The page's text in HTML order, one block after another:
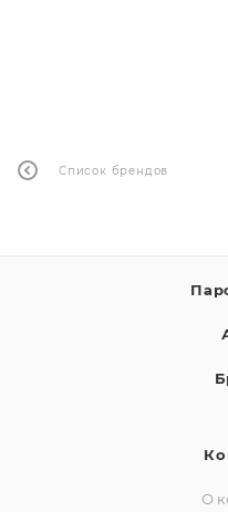
Список брендов
О